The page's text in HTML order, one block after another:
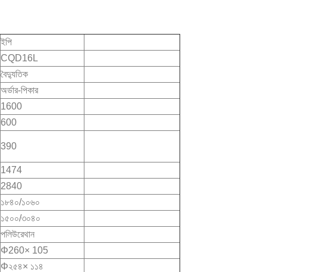
ইপি
CQD16L
বৈদ্যুতিক
অর্ডার-পিকার
1600
600
390
1474
2840
১৮৪০/১০৬০
১৫০০/৩০৪০
পলিউরেথান
Φ260× 105
Φ২৫৪× ১১৪